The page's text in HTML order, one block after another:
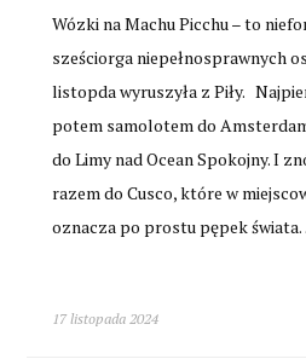
Wózki na Machu Picchu – to
sześciorga niepełnosprawnych
listopda wyruszyła z Piły.
potem samolotem do
do Limy nad Ocean Spokojny. I
razem do Cusco, które w
oznacza po prostu pępek
17 listopada 2024